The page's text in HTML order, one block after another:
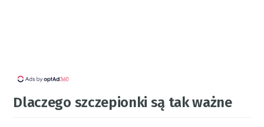
Dlaczego szczepionki są tak ważne